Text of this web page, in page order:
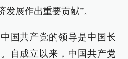
展作出重要贡献”。
国共产党的领导是中国长
自成立以来，中国共产党